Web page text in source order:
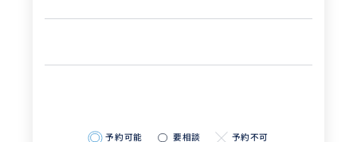
予約可能 要相談 予約不可